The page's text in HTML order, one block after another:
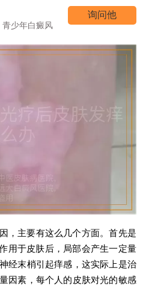
少年白癜风
询问他
，主要有这么几个方面。首先是
用于皮肤后，局部会产生一定量
经末梢引起痒感，这实际上是治
因素，每个人的皮肤对光的敏感